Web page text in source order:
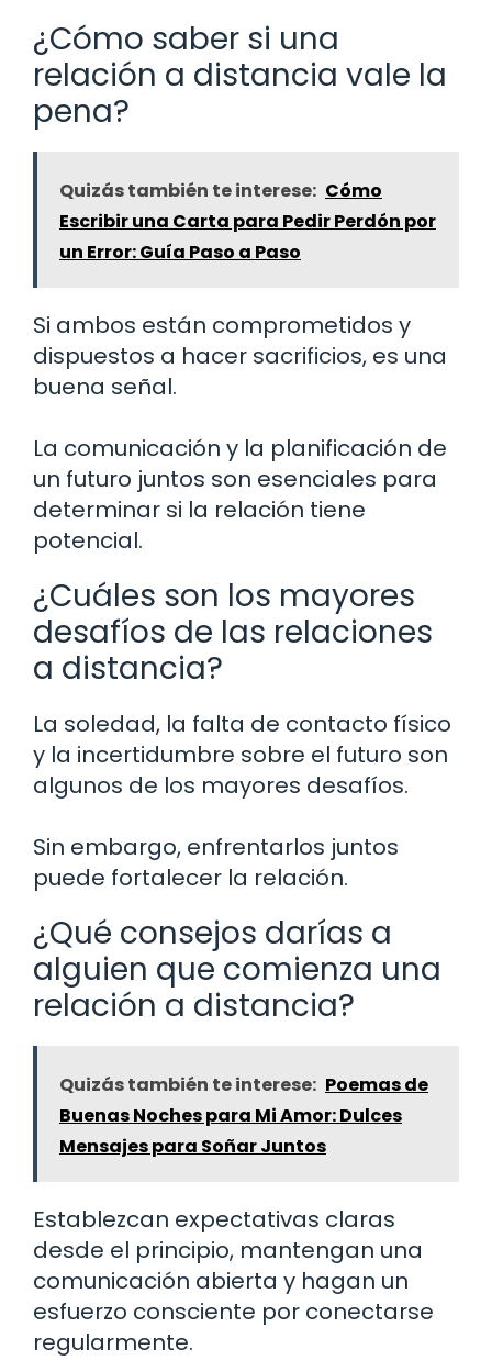
¿Cómo saber si una
relación a distancia vale la
pena?
Quizás también te interese: Cómo
Escribir una Carta para Pedir Perdón por
un Error: Guía Paso a Paso
Si ambos están comprometidos y
dispuestos a hacer sacrificios, es una
buena señal.
La comunicación y la planificación de
un futuro juntos son esenciales para
determinar si la relación tiene
potencial.
¿Cuáles son los mayores
desafíos de las relaciones
a distancia?
La soledad, la falta de contacto físico
y la incertidumbre sobre el futuro son
algunos de los mayores desafíos.
Sin embargo, enfrentarlos juntos
puede fortalecer la relación.
¿Qué consejos darías a
alguien que comienza una
relación a distancia?
Quizás también te interese: Poemas de
Buenas Noches para Mi Amor: Dulces
Mensajes para Soñar Juntos
Establezcan expectativas claras
desde el principio, mantengan una
comunicación abierta y hagan un
esfuerzo consciente por conectarse
regularmente.